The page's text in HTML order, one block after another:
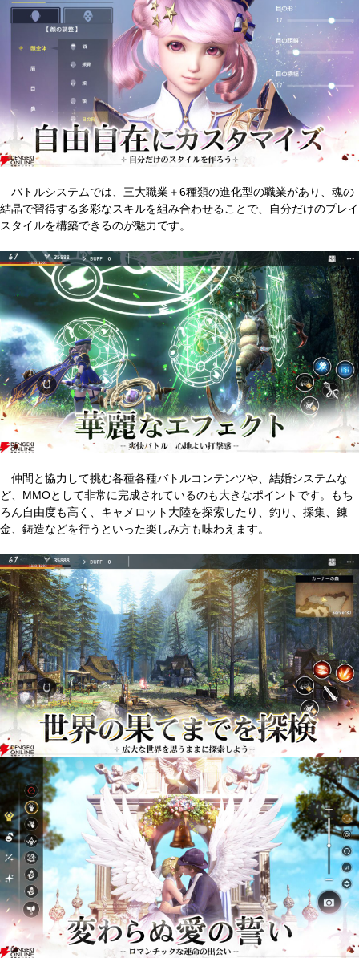
バトルシステムでは、三大職業＋6種類の進化型の職業があり、魂の
結晶で習得する多彩なスキルを組み合わせることで、自分だけのプレイ
スタイルを構築できるのが魅力です。
仲間と協力して挑む各種各種バトルコンテンツや、結婚システムな
ど、MMOとして非常に完成されているのも大きなポイントです。もち
ろん自由度も高く、キャメロット大陸を探索したり、釣り、採集、錬
金、鋳造などを行うといった楽しみ方も味わえます。